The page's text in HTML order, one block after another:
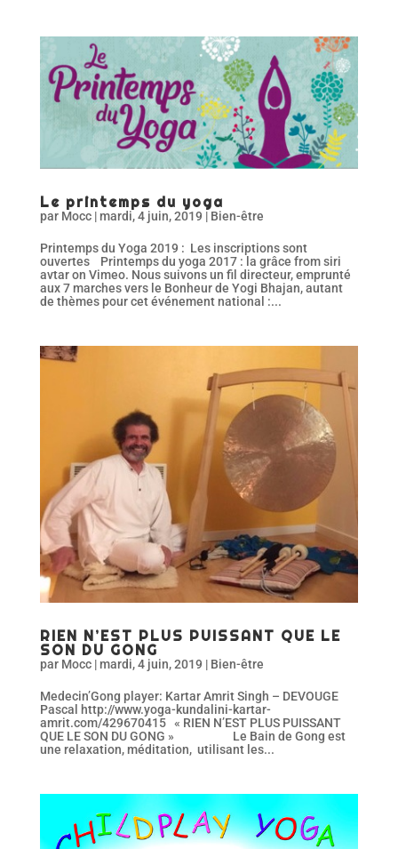
Le printemps du yoga
par Mocc|mardi, 4 juin, 2019 | Bien-être
Printemps du Yoga 2019 : Les inscriptions sont
ouvertes Printemps du yoga 2017 : la grâce from siri
avtar on Vimeo. Nous suivons un fil directeur, emprunté
aux 7 marches vers le Bonheur de Yogi Bhajan, autant
de thèmes pour cet événement national :...
RIEN N’EST PLUS PUISSANT QUE LE
SON DU GONG
par Mocc|mardi, 4 juin, 2019 | Bien-être
Medecin’Gong player: Kartar Amrit Singh – DEVOUGE
Pascal http://www.yoga-kundalini-kartar-
amrit.com/429670415 « RIEN N’EST PLUS PUISSANT
QUE LE SON DU GONG » Le Bain de Gong est
une relaxation, méditation, utilisant les...